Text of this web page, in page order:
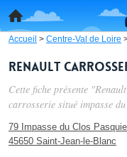
Accueil > Centre-Val de Loire
Renault
Cette fiche présente
carrosserie situé impasse
79 Impasse du Clos
45650 Saint-Jean-le-Blanc